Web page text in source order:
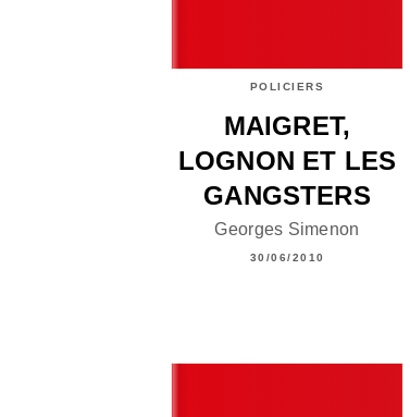
POLICIERS
MAIGRET,
LOGNON ET LES
GANGSTERS
Georges Simenon
30/06/2010